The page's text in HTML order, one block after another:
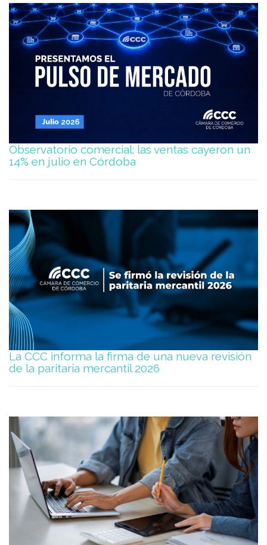
Observatorio comercial: las ventas cayeron un
14% en julio en Córdoba
La CCC informa la firma de una nueva revisión
de la paritaria mercantil 2026